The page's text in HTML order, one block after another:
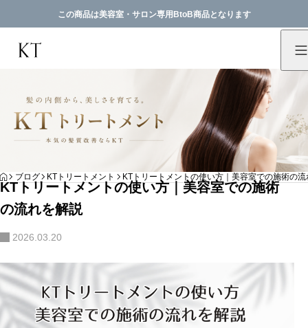
この商品は美容室・サロン専用BtoB商品となります
HOME
ブログ KTトリートメント KTトリートメントの使い方｜美容室での施術の
KTトリートメントの使い方｜美容室での施術
の流れを解説
2026.03.20